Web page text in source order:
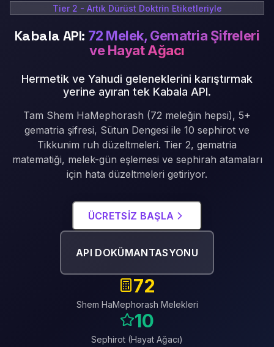
Tier 2 - Artık Dürüst Doktrin Etiketleriyle
Kabala API: 72 Melek, Gematria Şifreleri
ve Hayat Ağacı
Hermetik ve Yahudi geleneklerini karıştırmak
yerine ayıran tek Kabala API.
Tam Shem HaMephorash (72 meleğin hepsi), 5+
gematria şifresi, Sütun Dengesi ile 10 sephirot ve
Tikkunim ruh düzeltmeleri. Tier 2, gematria
matematiği, melek-gün eşlemesi ve sephirah atamaları
için hata düzeltmeleri getiriyor.
ÜCRETSIZ BAŞLA
API DOKÜMANTASYONU
72
Shem HaMephorash Melekleri
10
Sephirot (Hayat Ağacı)